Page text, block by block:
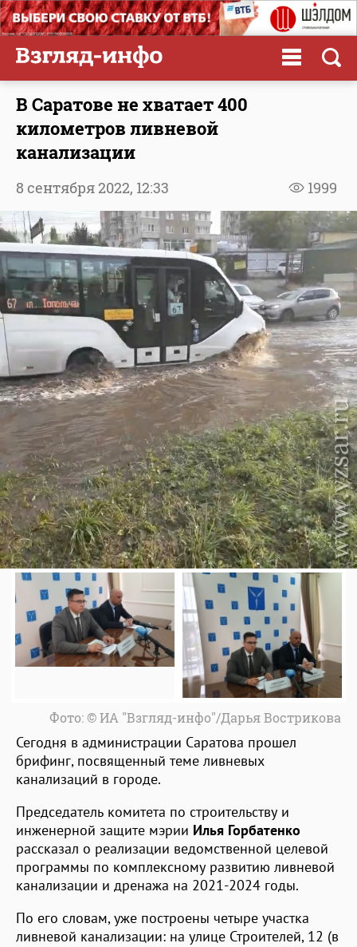
В Саратове не хватает 400
километров ливневой
канализации
1999
8 сентября 2022, 12:33
Фото: © ИА "Взгляд-инфо"/Дарья Вострикова
Сегодня в администрации Саратова прошел
брифинг, посвященный теме ливневых
канализаций в городе.
Председатель комитета по строительству и
инженерной защите мэрии Илья Горбатенко
рассказал о реализации ведомственной целевой
программы по комплексному развитию ливневой
канализации и дренажа на 2021-2024 годы.
По его словам, уже построены четыре участка
ливневой канализации: на улице Строителей, 12 (в